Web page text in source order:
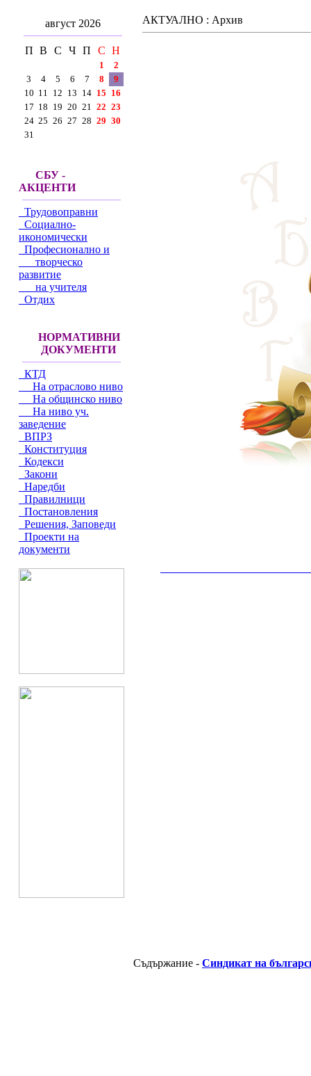
август 2026
П В С Ч П С Н
1
2
3
4 5 6 7 8
9
10 11 12 13 14 15 16
17 18 19 20 21 22 23
24 25 26 27 28 29 30
31
СБУ -
АКЦЕНТИ
Трудовоправни
Социално-
икономически
Професионално и
творческо
развитие
на учителя
Отдих
НОРМАТИВНИ
ДОКУМЕНТИ
КТД
На отраслово ниво
На общинско ниво
На ниво уч.
заведение
ВПРЗ
Конституция
Кодекси
Закони
Наредби
Правилници
Постановления
Решения, Заповеди
Проекти на
документи
АКТУАЛНО : Архив
Съдържание - Синдикат на